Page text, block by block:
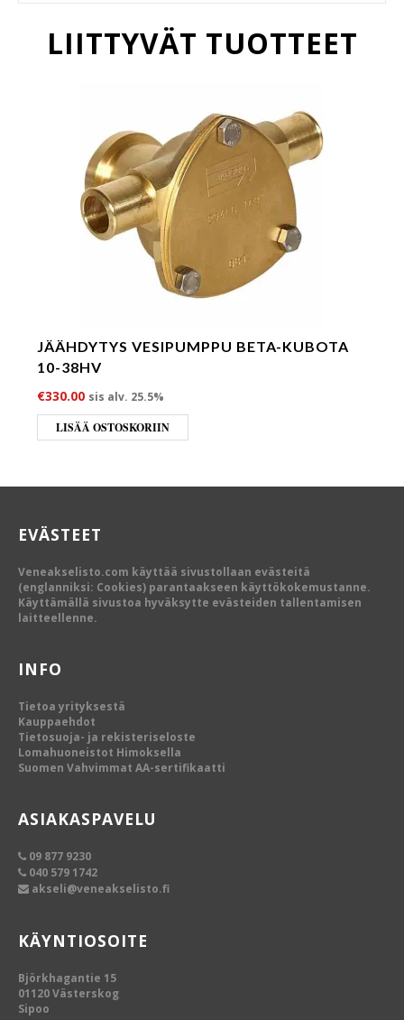
LIITTYVÄT TUOTTEET
JÄÄHDYTYS VESIPUMPPU BETA-KUBOTA
10-38HV
€330.00 sis alv. 25.5%
LISÄÄ OSTOSKORIIN
EVÄSTEET
Veneakselisto.com käyttää sivustollaan evästeitä
(englanniksi: Cookies) parantaakseen käyttökokemustanne.
Käyttämällä sivustoa hyväksytte evästeiden tallentamisen
laitteellenne.
INFO
Tietoa yrityksestä
Kauppaehdot
Tietosuoja- ja rekisteriseloste
Lomahuoneistot Himoksella
Suomen Vahvimmat AA-sertifikaatti
ASIAKASPAVELU
09 877 9230
040 579 1742
akseli@veneakselisto.fi
KÄYNTIOSOITE
Björkhagantie 15
01120 Västerskog
Sipoo